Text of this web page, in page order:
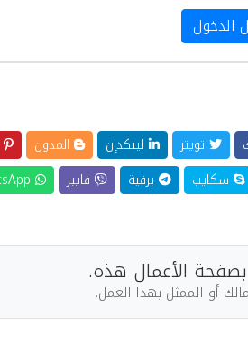
الدخول
تويتر لينكدإن المدون
سكايب برقية فايبر
بصفحة الأعمال هذه.
أو الممثل بهذا العمل.